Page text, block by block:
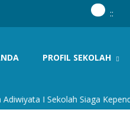
::
PROFIL SEKOLAH
I Sekolah Siaga